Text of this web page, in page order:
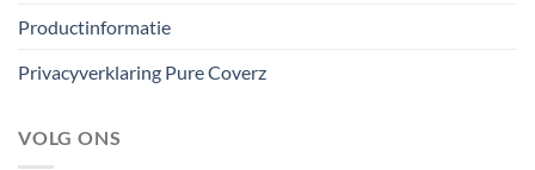
Productinformatie
Privacyverklaring Pure Coverz
VOLG ONS